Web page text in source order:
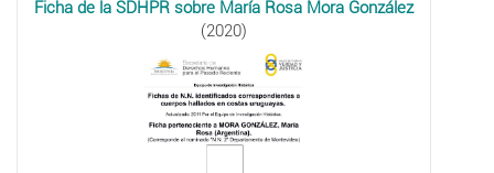
Ficha de la SDHPR sobre María Rosa Mora González
(2020)